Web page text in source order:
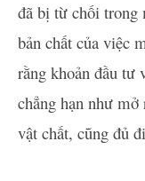
đã bị từ chối trong
bản chất của việc
rằng khoản đầu tư
chẳng hạn như mở
vật chất, cũng đủ